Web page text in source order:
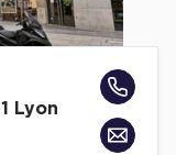
Lyon